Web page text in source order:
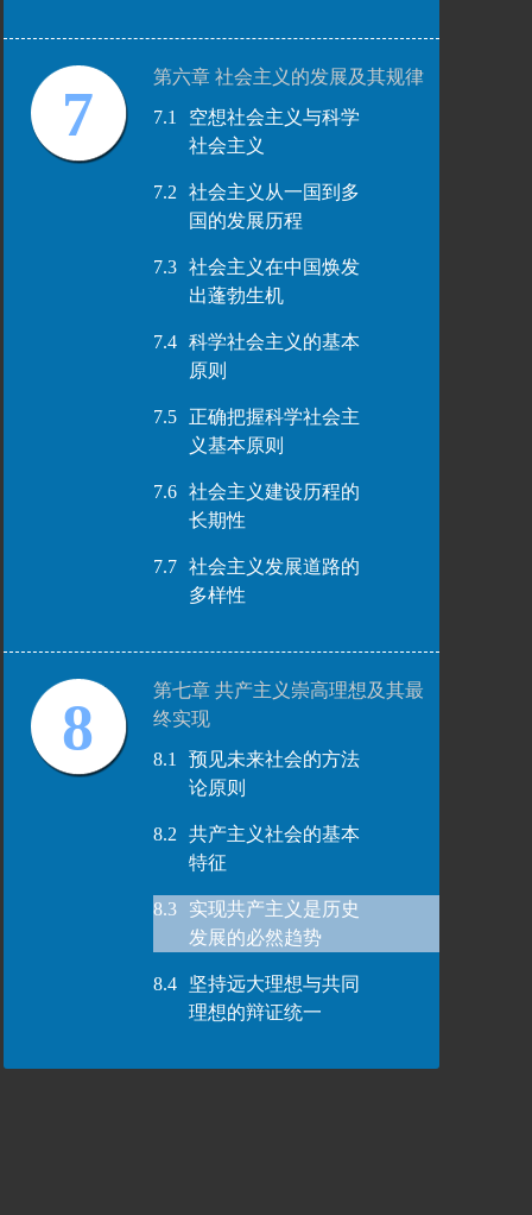
7
第六章 社会主义的发展及其规律
7.1
空想社会主义与科学
社会主义
7.2
社会主义从一国到多
国的发展历程
7.3
社会主义在中国焕发
出蓬勃生机
7.4
科学社会主义的基本
原则
7.5
正确把握科学社会主
义基本原则
7.6
社会主义建设历程的
长期性
7.7
社会主义发展道路的
多样性
8
第七章 共产主义崇高理想及其最
终实现
8.1
预见未来社会的方法
论原则
8.2
共产主义社会的基本
特征
8.3
实现共产主义是历史
发展的必然趋势
8.4
坚持远大理想与共同
理想的辩证统一